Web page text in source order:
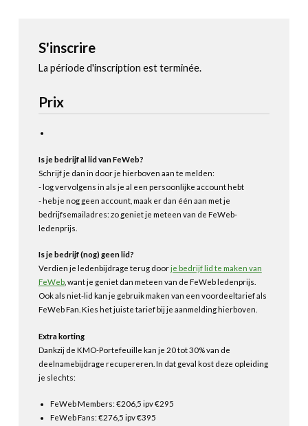
S'inscrire
La période d'inscription est terminée.
Prix
Is je bedrijf al lid van FeWeb?
Schrijf je dan in door je hierboven aan te melden:
- log vervolgens in als je al een persoonlijke account hebt
- heb je nog geen account, maak er dan één aan met je
bedrijfsemailadres: zo geniet je meteen van de FeWeb-
ledenprijs.
Is je bedrijf (nog) geen lid?
Verdien je ledenbijdrage terug doorje bedrijf lid te maken van
FeWeb, want je geniet dan meteen van de FeWeb ledenprijs.
Ook als niet-lid kan je gebruik maken van een voordeeltarief als
FeWeb Fan. Kies het juiste tarief bij je aanmelding hierboven.
Extra korting
Dankzij de KMO-Portefeuille kan je 20 tot 30% van de
deelnamebijdrage recupereren. In dat geval kost deze opleiding
je slechts:
FeWeb Members: €206,5 ipv €295
FeWeb Fans: €276,5 ipv €395